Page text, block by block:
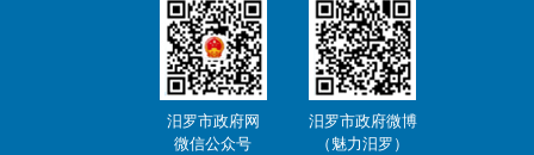
汨罗市政府网
微信公众号
汨罗市政府微博
（魅力汨罗）